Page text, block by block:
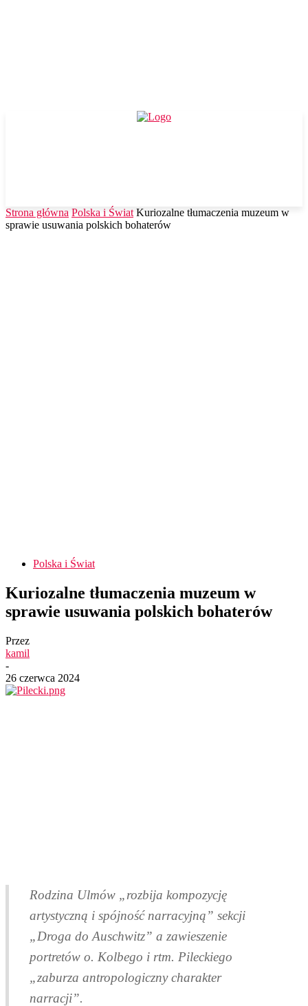
Strona główna Polska i Świat Kuriozalne tłumaczenia muzeum w
sprawie usuwania polskich bohaterów
Polska i Świat
Kuriozalne tłumaczenia muzeum w
sprawie usuwania polskich bohaterów
Przez
kamil
-
26 czerwca 2024
Rodzina Ulmów „rozbija kompozycję
artystyczną i spójność narracyjną” sekcji
„Droga do Auschwitz” a zawieszenie
portretów o. Kolbego i rtm. Pileckiego
„zaburza antropologiczny charakter
narracji”.